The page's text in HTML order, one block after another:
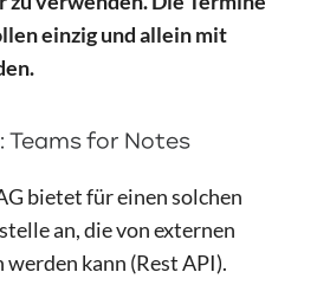
einzig und allein mit
Teams for Notes
bietet für einen solchen
an, die von externen
werden kann (Rest API).